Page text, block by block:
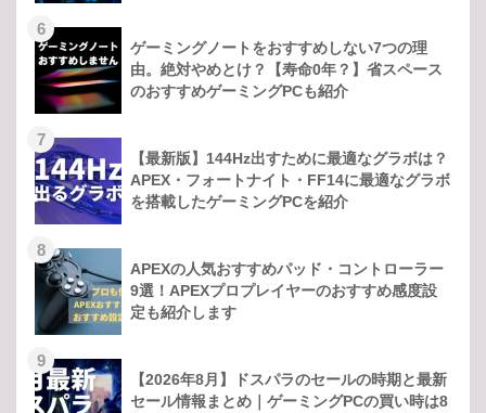
6
ゲーミングノートをおすすめしない7つの理
由。絶対やめとけ？【寿命0年？】省スペース
のおすすめゲーミングPCも紹介
7
【最新版】144Hz出すために最適なグラボは？
APEX・フォートナイト・FF14に最適なグラボ
を搭載したゲーミングPCを紹介
8
APEXの人気おすすめパッド・コントローラー
9選！APEXプロプレイヤーのおすすめ感度設
定も紹介します
9
【2026年8月】ドスパラのセールの時期と最新
セール情報まとめ｜ゲーミングPCの買い時は8